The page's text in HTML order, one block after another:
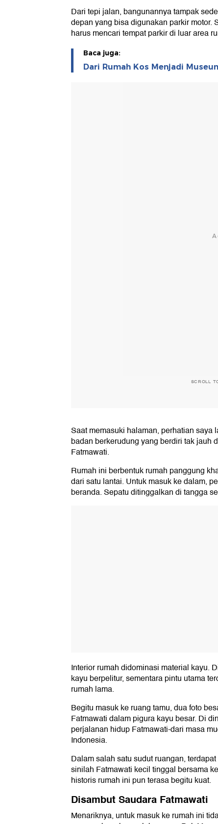
Dari tepi jalan, bangunannya tampak
depan yang bisa digunakan parkir
harus mencari tempat parkir di luar area
Baca juga:
Dari Rumah Kos Menjadi
SCROLL
Saat memasuki halaman, perhatian saya
badan berkerudung yang berdiri tak jauh
Fatmawati.
Rumah ini berbentuk rumah panggung
dari satu lantai. Untuk masuk ke dalam,
beranda. Sepatu ditinggalkan di tangga
Interior rumah didominasi material kayu.
kayu berpelitur, sementara pintu utama
rumah lama.
Begitu masuk ke ruang tamu, dua foto
Fatmawati dalam pigura kayu besar. Di
perjalanan hidup Fatmawati-dari masa
Indonesia.
Dalam salah satu sudut ruangan,
sinilah Fatmawati kecil tinggal bersama
historis rumah ini pun terasa begitu kuat.
Disambut Saudara Fatmawati
Menariknya, untuk masuk ke rumah ini